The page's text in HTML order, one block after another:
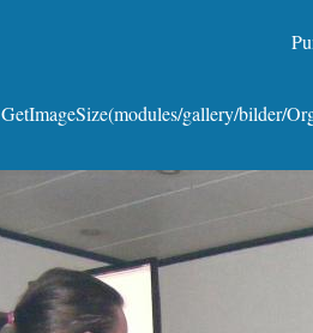
GetImageSize(modules/gallery/bilder/